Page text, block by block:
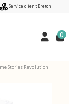
Service client Breton
0
Stories Revolution